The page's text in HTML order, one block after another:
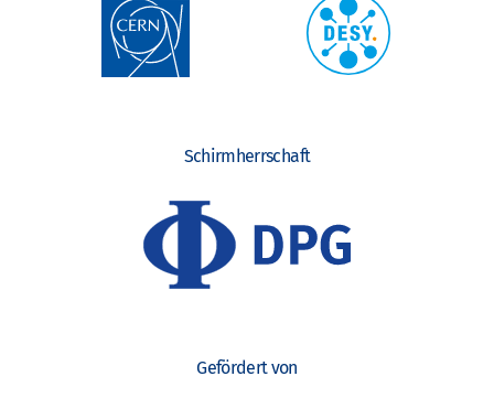
Schirmherrschaft
Gefördert von